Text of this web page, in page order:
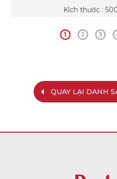
Kích thước :
1 2 3
QUAY LẠI DANH